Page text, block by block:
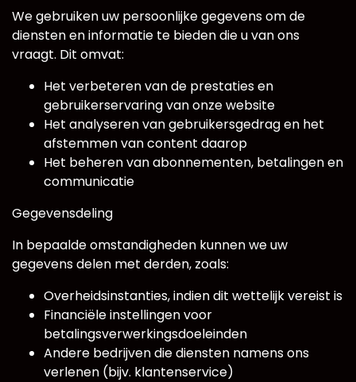
We gebruiken uw persoonlijke gegevens om de
diensten en informatie te bieden die u van ons
vraagt. Dit omvat:
Het verbeteren van de prestaties en
gebruikerservaring van onze website
Het analyseren van gebruikersgedrag en het
afstemmen van content daarop
Het beheren van abonnementen, betalingen en
communicatie
Gegevensdeling
In bepaalde omstandigheden kunnen we uw
gegevens delen met derden, zoals:
Overheidsinstanties, indien dit wettelijk vereist is
Financiële instellingen voor
betalingsverwerkingsdoeleinden
Andere bedrijven die diensten namens ons
verlenen (bijv. klantenservice)